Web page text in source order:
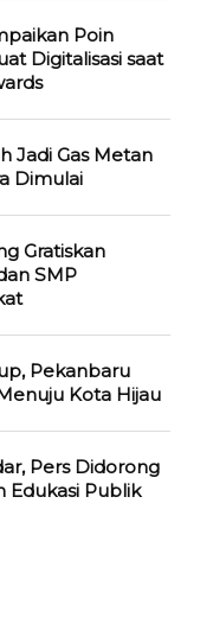
Poin
Digitalisasi saat
Jadi Gas Metan
Dimulai
Gratiskan
SMP
Pekanbaru
Kota Hijau
Pers Didorong
Edukasi Publik